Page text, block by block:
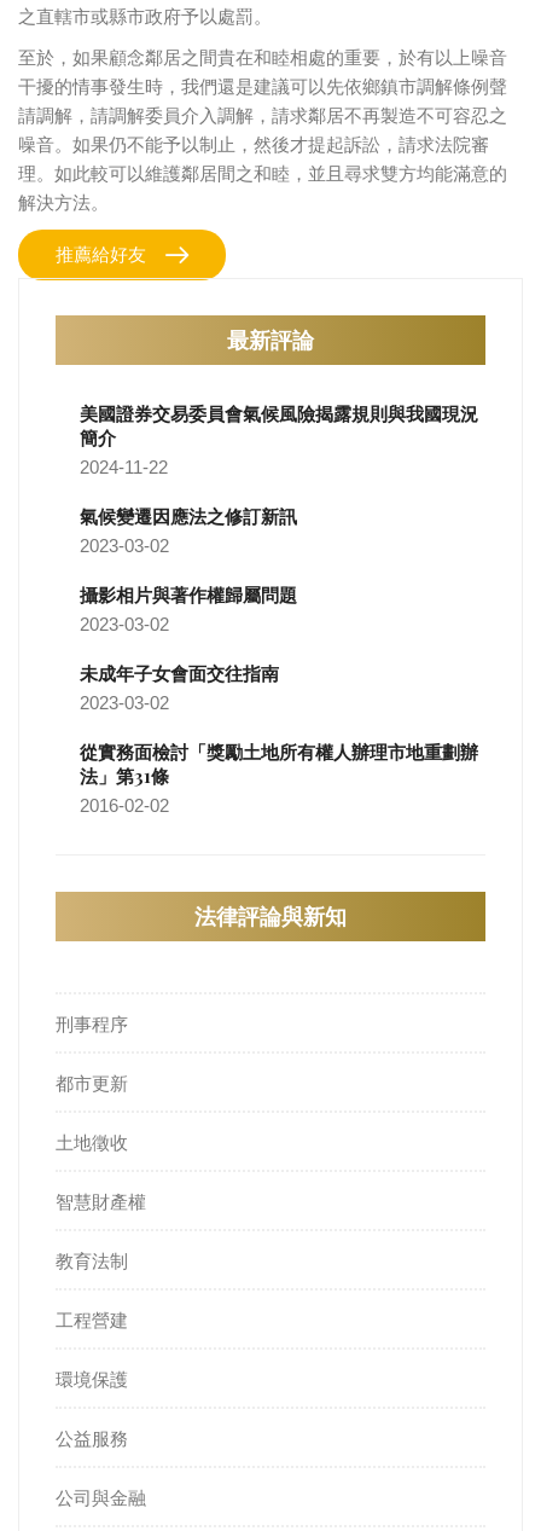
之直轄市或縣市政府予以處罰。
至於，如果顧念鄰居之間貴在和睦相處的重要，於有以上噪音
干擾的情事發生時，我們還是建議可以先依鄉鎮市調解條例聲
請調解，請調解委員介入調解，請求鄰居不再製造不可容忍之
噪音。如果仍不能予以制止，然後才提起訴訟，請求法院審
理。如此較可以維護鄰居間之和睦，並且尋求雙方均能滿意的
解決方法。
推薦給好友
最新評論
美國證券交易委員會氣候風險揭露規則與我國現況
簡介
2024-11-22
氣候變遷因應法之修訂新訊
2023-03-02
攝影相片與著作權歸屬問題
2023-03-02
未成年子女會面交往指南
2023-03-02
從實務面檢討「獎勵土地所有權人辦理市地重劃辦
法」第31條
2016-02-02
法律評論與新知
刑事程序
都市更新
土地徵收
智慧財產權
教育法制
工程營建
環境保護
公益服務
公司與金融